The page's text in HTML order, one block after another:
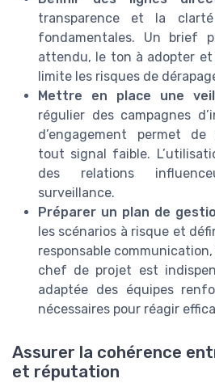
transparence et la
fondamentales. Un brief
attendu, le ton à adopter et
limite les risques de
Mettre en place une
régulier des campagnes
d’engagement permet
tout signal faible.
des relations
surveillance.
Préparer un plan de
les scénarios à risque et
responsable
chef de projet est
adaptée des équipes
nécessaires pour réagir
Assurer la cohérence
et réputation